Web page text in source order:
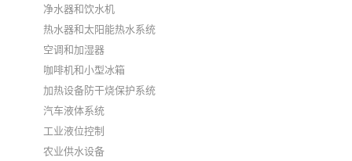
净水器和饮水机
热水器和太阳能热水系统
空调和加湿器
咖啡机和小型冰箱
加热设备防干烧保护系统
汽车液体系统
工业液位控制
农业供水设备